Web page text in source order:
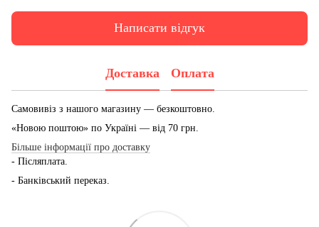
Написати відгук
Доставка Оплата
Самовивіз з нашого магазину — безкоштовно.
«Новою поштою» по Україні — від 70 грн.
Більше інформації про доставку
- Післяплата.
- Банківський переказ.